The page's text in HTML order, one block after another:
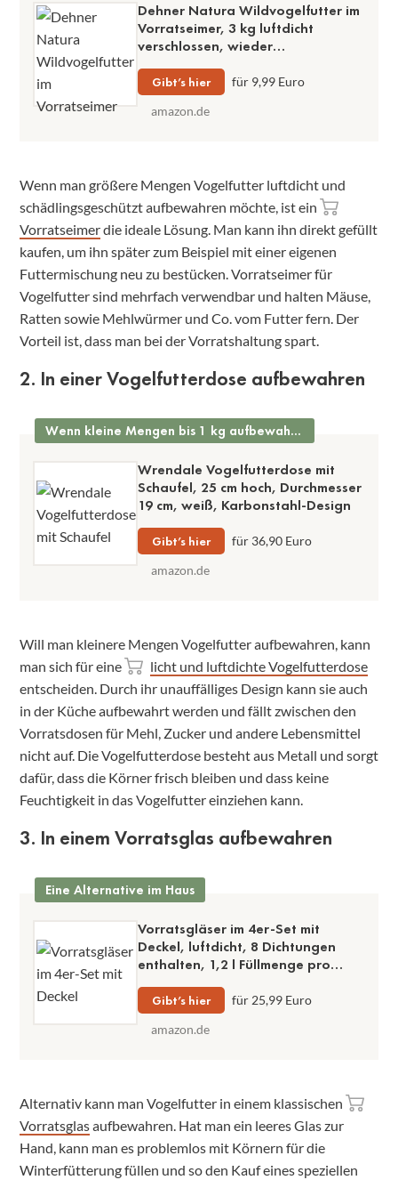
Dehner Natura Wildvogelfutter im
Vorratseimer, 3 kg luftdicht
verschlossen, wieder
verwendbarer Eimer für Körner-
und Fettfutter
Gibt’s hier
für 9,99 Euro
amazon.de
Wenn man größere Mengen Vogelfutter luftdicht und
schädlingsgeschützt aufbewahren möchte, ist ein
Vorratseimerdie ideale Lösung. Man kann ihn direkt gefüllt
kaufen, um ihn später zum Beispiel mit einer eigenen
Futtermischung neu zu bestücken. Vorratseimer für
Vogelfutter sind mehrfach verwendbar und halten Mäuse,
Ratten sowie Mehlwürmer und Co. vom Futter fern. Der
Vorteil ist, dass man bei der Vorratshaltung spart.
2. In einer Vogelfutterdose aufbewahren
Wenn kleine Mengen bis 1 kg aufbewahrt werden
Wrendale Vogelfutterdose mit
Schaufel, 25 cm hoch, Durchmesser
19 cm, weiß, Karbonstahl-Design
Gibt’s hier
für 36,90 Euro
amazon.de
Will man kleinere Mengen Vogelfutter aufbewahren, kann
man sich für eine
licht und luftdichte Vogelfutterdose
entscheiden. Durch ihr unauffälliges Design kann sie auch
in der Küche aufbewahrt werden und fällt zwischen den
Vorratsdosen für Mehl, Zucker und andere Lebensmittel
nicht auf. Die Vogelfutterdose besteht aus Metall und sorgt
dafür, dass die Körner frisch bleiben und dass keine
Feuchtigkeit in das Vogelfutter einziehen kann.
3. In einem Vorratsglas aufbewahren
Eine Alternative im Haus
Vorratsgläser im 4er-Set mit
Deckel, luftdicht, 8 Dichtungen
enthalten, 1,2 l Füllmenge pro
Glas, spülmaschinenfest
Gibt’s hier
für 25,99 Euro
amazon.de
Alternativ kann man Vogelfutter in einem klassischen
Vorratsglasaufbewahren. Hat man ein leeres Glas zur
Hand, kann man es problemlos mit Körnern für die
Winterfütterung füllen und so den Kauf eines speziellen